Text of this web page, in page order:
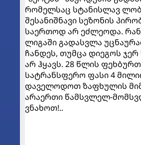
რომელსაც სტანისლავ
შესანიშნავი სეზონის
საერთოდ არ ეძლეოდა.
ლიგაში გადასვლა
ჩანდეს, თუმცა დიეგოს
არ ჰყავს. 28 წლის
სატრანსფერო ფასი 4
დაველოდოთ ზაფხულის
არაერთი წამსვლელ-
ვნახოთ!..